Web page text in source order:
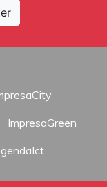
ImpresaGreen